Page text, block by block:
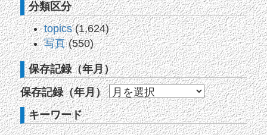
分類区分
topics(1,624)
写真(550)
保存記録（年月）
保存記録（年月）
キーワード